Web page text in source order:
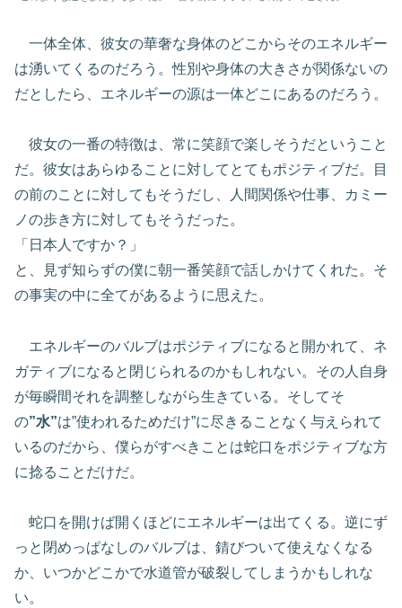
一体全体、彼女の華奢な身体のどこからそのエネルギー
は湧いてくるのだろう。性別や身体の大きさが関係ないの
だとしたら、エネルギーの源は一体どこにあるのだろう。
彼女の一番の特徴は、常に笑顔で楽しそうだということ
だ。彼女はあらゆることに対してとてもポジティブだ。目
の前のことに対してもそうだし、人間関係や仕事、カミー
ノの歩き方に対してもそうだった。
「日本人ですか？」
と、見ず知らずの僕に朝一番笑顔で話しかけてくれた。そ
の事実の中に全てがあるように思えた。
エネルギーのバルブはポジティブになると開かれて、ネ
ガティブになると閉じられるのかもしれない。その人自身
が毎瞬間それを調整しながら生きている。そしてそ
の”水”は”使われるためだけ”に尽きることなく与えられて
いるのだから、僕らがすべきことは蛇口をポジティブな方
に捻ることだけだ。
蛇口を開けば開くほどにエネルギーは出てくる。逆にず
っと閉めっぱなしのバルブは、錆びついて使えなくなる
か、いつかどこかで水道管が破裂してしまうかもしれな
い。